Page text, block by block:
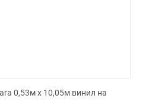
0,53м x 10,05м винил на